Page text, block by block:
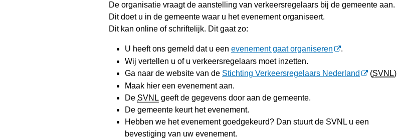
De organisatie vraagt de aanstelling van verkeersregelaars bij de gemeente aan.
Dit doet u in de gemeente waar u het evenement organiseert.
Dit kan online of schriftelijk. Dit gaat zo:
U heeft ons gemeld dat u een evenement gaat organiseren
.
Wij vertellen u of u verkeersregelaars moet inzetten.
Ga naar de website van de Stichting Verkeersregelaars Nederland (SVNL)
Maak hier een evenement aan.
De SVNL geeft de gegevens door aan de gemeente.
De gemeente keurt het evenement.
Hebben we het evenement goedgekeurd? Dan stuurt de SVNL u een
bevestiging van uw evenement.